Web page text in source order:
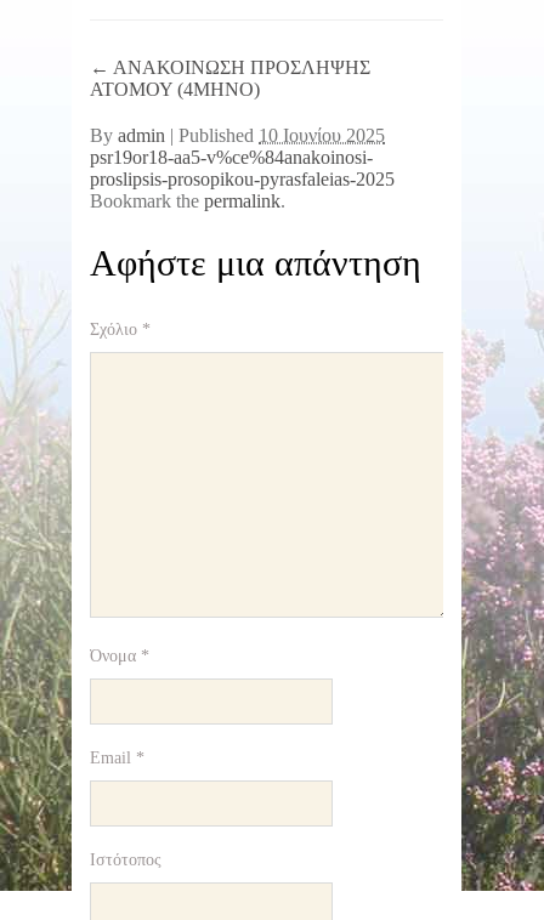
← ΑΝΑΚΟΙΝΩΣΗ ΠΡΟΣΛΗΨΗΣ
ΑΤΟΜΟΥ (4ΜΗΝΟ)
By admin | Published 10 Ιουνίου 2025
psr19or18-aa5-v%ce%84anakoinosi-
proslipsis-prosopikou-pyrasfaleias-2025
Bookmark the permalink.
Αφήστε μια απάντηση
Σχόλιο *
Όνομα *
Email *
Ιστότοπος